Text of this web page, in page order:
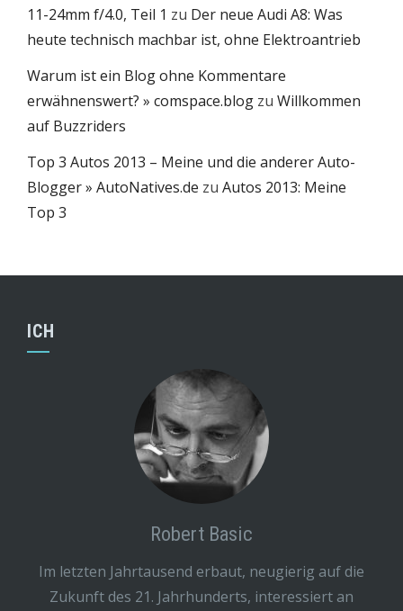
11-24mm f/4.0, Teil 1 zu Der neue Audi A8: Was
heute technisch machbar ist, ohne Elektroantrieb
Warum ist ein Blog ohne Kommentare
erwähnenswert? » comspace.blog zu Willkommen
auf Buzzriders
Top 3 Autos 2013 – Meine und die anderer Auto-
Blogger » AutoNatives.de zu Autos 2013: Meine
Top 3
ICH
Robert Basic
Im letzten Jahrtausend erbaut, neugierig auf die
Zukunft des 21. Jahrhunderts, interessiert an